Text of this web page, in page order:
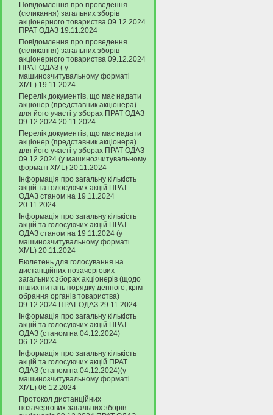
Повідомлення про проведення
(скликання) загальних зборів
акціонерного товариства 09.12.2024
ПРАТ ОДАЗ 19.11.2024
Повідомлення про проведення
(скликання) загальних зборів
акціонерного товариства 09.12.2024
ПРАТ ОДАЗ ( у
машинозчитувальному форматі
XML) 19.11.2024
Перелік документів, що має надати
акціонер (представник акціонера)
для його участі у зборах ПРАТ ОДАЗ
09.12.2024 20.11.2024
Перелік документів, що має надати
акціонер (представник акціонера)
для його участі у зборах ПРАТ ОДАЗ
09.12.2024 (у машинозчитувальному
форматі XML) 20.11.2024
Інформація про загальну кількість
акцій та голосуючих акцій ПРАТ
ОДАЗ станом на 19.11.2024
20.11.2024
Інформація про загальну кількість
акцій та голосуючих акцій ПРАТ
ОДАЗ станом на 19.11.2024 (у
машинозчитувальному форматі
XML) 20.11.2024
Бюлетень для голосування на
дистанційних позачергових
загальних зборах акціонерів (щодо
інших питань порядку денного, крім
обрання органів товариства)
09.12.2024 ПРАТ ОДАЗ 29.11.2024
Інформація про загальну кількість
акцій та голосуючих акцій ПРАТ
ОДАЗ (станом на 04.12.2024)
06.12.2024
Інформація про загальну кількість
акцій та голосуючих акцій ПРАТ
ОДАЗ (станом на 04.12.2024)(у
машинозчитувальному форматі
XML) 06.12.2024
Протокол дистанційних
позачергових загальних зборів